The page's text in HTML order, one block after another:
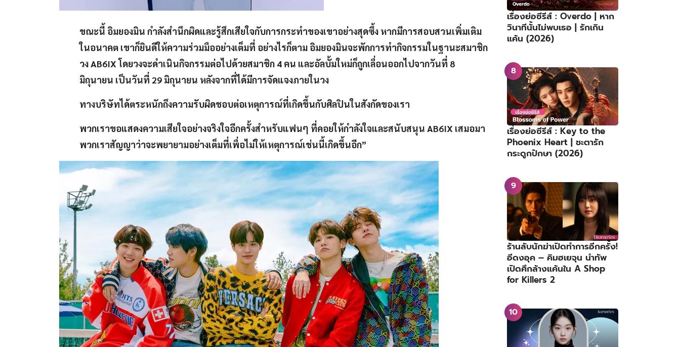
ขณะนี้ อิมยองมิน กำลังสำนึกผิดและรู้สึกเสียใจกับการกระทำของเขาอย่างสุดซึ้ง หากมีการสอบสวนเพิ่มเติม
ในอนาคต เขาก็ยินดีให้ความร่วมมืออย่างเต็มที่ อย่างไรก็ตาม อิมยองมินจะพักการทำกิจกรรมในฐานะสมาชิก
วง AB6IX โดยวงจะดำเนินกิจกรรมต่อไปด้วยสมาชิก 4 คน และอัลบั้มใหม่ก็ถูกเลื่อนออกไปจากวันที่ 8
มิถุนายน เป็นวันที่ 29 มิถุนายน หลังจากที่ได้มีการจัดแจงภายในวง
ทางบริษัทได้ตระหนักถึงความรับผิดชอบต่อเหตุการณ์ที่เกิดขึ้นกับศิลปินในสังกัดของเรา
พวกเราขอแสดงความเสียใจอย่างจริงใจอีกครั้งสำหรับแฟนๆ ที่คอยให้กำลังใจและสนับสนุน AB6IX เสมอมา
พวกเราสัญญาว่าจะพยายามอย่างเต็มที่เพื่อไม่ให้เหตุการณ์เช่นนี้เกิดขึ้นอีก”
เรื่องย่อซีรีส์ : Overdo | หาก
วินาทีนั้นไม่พบเธอ | รักเกิน
แค้น (2026)
เรื่องย่อซีรีส์ : Key to the
Phoenix Heart | ชะตารัก
กระดูกปักษา (2026)
ร้านลับนักฆ่าเปิดทำการอีกครั้ง!
อีดงอุค – คิมฮเยจุน นำทัพ
เปิดศึกล้างแค้นใน A Shop
for Killers 2